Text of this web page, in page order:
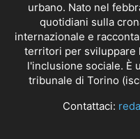
urbano. Nato nel
quotidiani sulla
internazionale e
territori per sviluppare
l'inclusione sociale. È
tribunale di Torino
Contattaci: